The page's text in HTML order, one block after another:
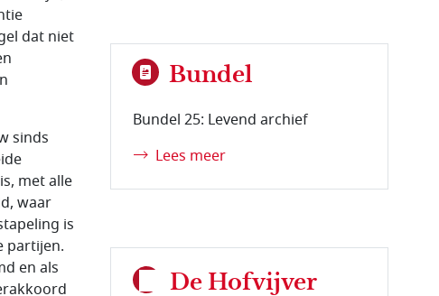
dat niet
sinds
met alle
waar
is
partijen.
en als
Bundel
Bundel 25: Levend archief
Lees meer
De Hofvijver